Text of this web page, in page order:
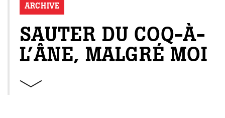
ARCHIVE
SAUTER DU COQ-À-
L’ÂNE, MALGRÉ MOI